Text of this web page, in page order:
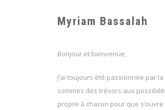
Myriam Bassalah
Bonjour et bienvenue,
J’ai toujours été passionnée par
sommes des trésors aux
propre à chacun pour que